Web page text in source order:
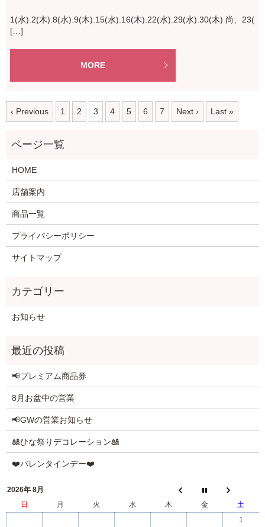
1(水).2(木).8(水).9(木).15(水).16(木).22(水).29(水).30(木) 尚、23(
[…]
MORE
‹ Previous 1 2 3 4 5 6 7 Next › Last »
HOME
店舗案内
商品一覧
プライバシーポリシー
サイトマップ
お知らせ
📢プレミアム商品券
8月お盆中の営業
📢GWの営業お知らせ
🎎ひな祭りデコレーション🎎
❤️バレンタインデー❤️
2026年 8月
日
月 火 水 木 金
土
1